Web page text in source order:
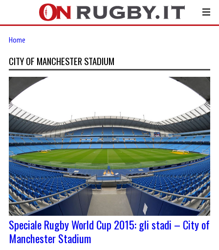
Home
CITY OF MANCHESTER STADIUM
Speciale Rugby World Cup 2015: gli stadi – City of
Manchester Stadium